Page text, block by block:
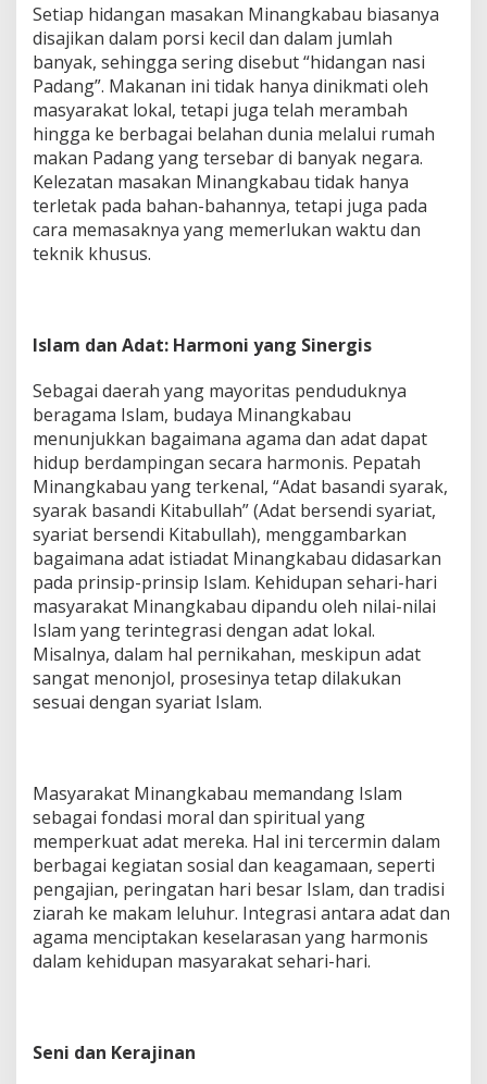
Setiap hidangan masakan Minangkabau biasanya
disajikan dalam porsi kecil dan dalam jumlah
banyak, sehingga sering disebut “hidangan nasi
Padang”. Makanan ini tidak hanya dinikmati oleh
masyarakat lokal, tetapi juga telah merambah
hingga ke berbagai belahan dunia melalui rumah
makan Padang yang tersebar di banyak negara.
Kelezatan masakan Minangkabau tidak hanya
terletak pada bahan-bahannya, tetapi juga pada
cara memasaknya yang memerlukan waktu dan
teknik khusus.
Islam dan Adat: Harmoni yang Sinergis
Sebagai daerah yang mayoritas penduduknya
beragama Islam, budaya Minangkabau
menunjukkan bagaimana agama dan adat dapat
hidup berdampingan secara harmonis. Pepatah
Minangkabau yang terkenal, “Adat basandi syarak,
syarak basandi Kitabullah” (Adat bersendi syariat,
syariat bersendi Kitabullah), menggambarkan
bagaimana adat istiadat Minangkabau didasarkan
pada prinsip-prinsip Islam. Kehidupan sehari-hari
masyarakat Minangkabau dipandu oleh nilai-nilai
Islam yang terintegrasi dengan adat lokal.
Misalnya, dalam hal pernikahan, meskipun adat
sangat menonjol, prosesinya tetap dilakukan
sesuai dengan syariat Islam.
Masyarakat Minangkabau memandang Islam
sebagai fondasi moral dan spiritual yang
memperkuat adat mereka. Hal ini tercermin dalam
berbagai kegiatan sosial dan keagamaan, seperti
pengajian, peringatan hari besar Islam, dan tradisi
ziarah ke makam leluhur. Integrasi antara adat dan
agama menciptakan keselarasan yang harmonis
dalam kehidupan masyarakat sehari-hari.
Seni dan Kerajinan